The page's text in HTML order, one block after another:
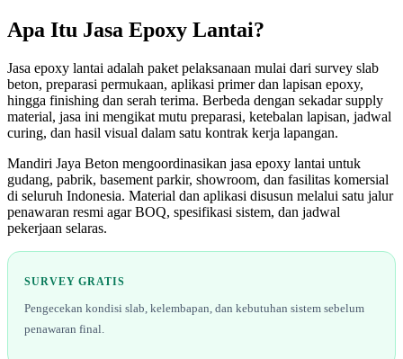
Apa Itu Jasa Epoxy Lantai?
Jasa epoxy lantai adalah paket pelaksanaan mulai dari survey slab
beton, preparasi permukaan, aplikasi primer dan lapisan epoxy,
hingga finishing dan serah terima. Berbeda dengan sekadar supply
material, jasa ini mengikat mutu preparasi, ketebalan lapisan, jadwal
curing, dan hasil visual dalam satu kontrak kerja lapangan.
Mandiri Jaya Beton mengoordinasikan jasa epoxy lantai untuk
gudang, pabrik, basement parkir, showroom, dan fasilitas komersial
di seluruh Indonesia. Material dan aplikasi disusun melalui satu jalur
penawaran resmi agar BOQ, spesifikasi sistem, dan jadwal
pekerjaan selaras.
SURVEY GRATIS
Pengecekan kondisi slab, kelembapan, dan kebutuhan sistem sebelum
penawaran final.